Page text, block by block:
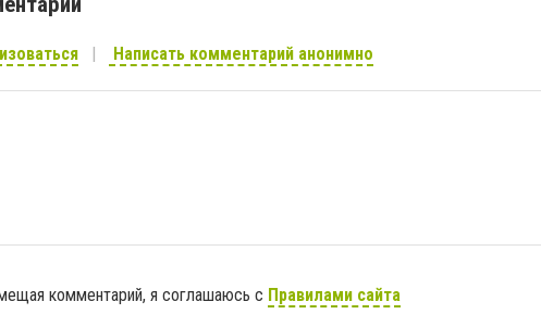
Написать комментарий анонимно
комментарий, я соглашаюсь с Правилами сайта